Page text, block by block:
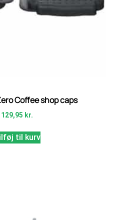
Coffee shop caps
129,95 kr.
til kurv